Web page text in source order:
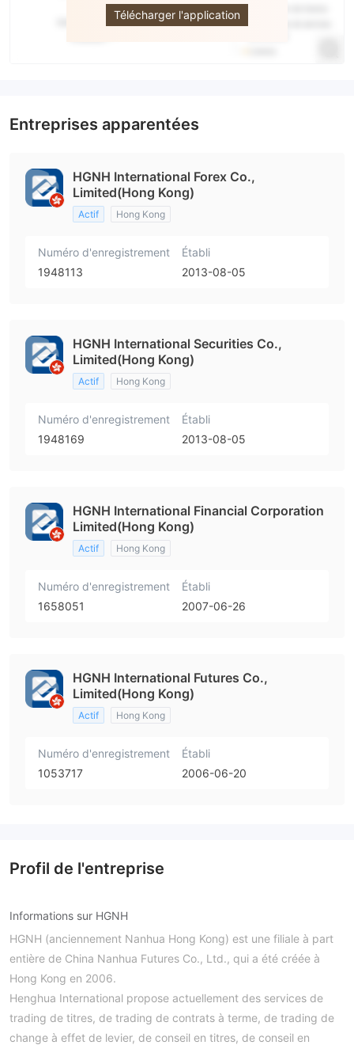
Télécharger l'application
Entreprises apparentées
HGNH International Forex Co.,
Limited(Hong Kong)
Actif Hong Kong
Numéro d'enregistrement
1948113
Établi
2013-08-05
HGNH International Securities Co.,
Limited(Hong Kong)
Actif Hong Kong
Numéro d'enregistrement
1948169
Établi
2013-08-05
HGNH International Financial Corporation
Limited(Hong Kong)
Actif Hong Kong
Numéro d'enregistrement
1658051
Établi
2007-06-26
HGNH International Futures Co.,
Limited(Hong Kong)
Actif Hong Kong
Numéro d'enregistrement
1053717
Établi
2006-06-20
Profil de l'entreprise
Informations sur HGNH
HGNH (anciennement Nanhua Hong Kong) est une filiale à part
entière de China Nanhua Futures Co., Ltd., qui a été créée à
Hong Kong en 2006.
Henghua International propose actuellement des services de
trading de titres, de trading de contrats à terme, de trading de
change à effet de levier, de conseil en titres, de conseil en